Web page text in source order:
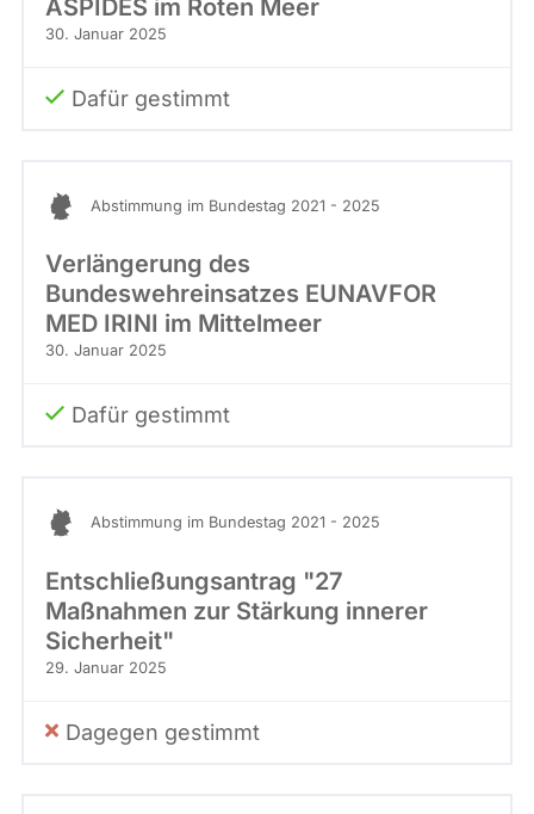
ASPIDES im Roten Meer
30. Januar 2025
Dafür gestimmt
Abstimmung im Bundestag 2021 - 2025
Verlängerung des
Bundeswehreinsatzes EUNAVFOR
MED IRINI im Mittelmeer
30. Januar 2025
Dafür gestimmt
Abstimmung im Bundestag 2021 - 2025
Entschließungsantrag "27
Maßnahmen zur Stärkung innerer
Sicherheit"
29. Januar 2025
Dagegen gestimmt